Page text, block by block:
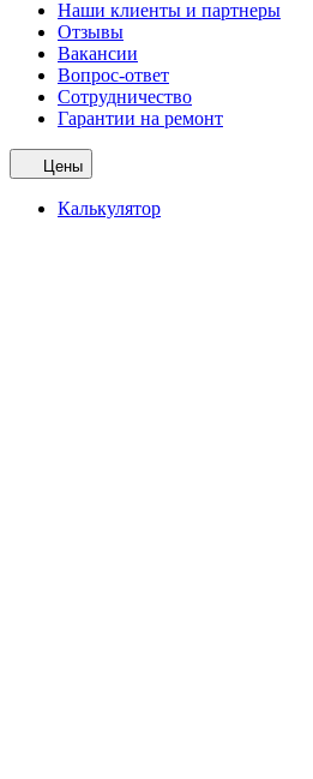
Наши клиенты и партнеры
Отзывы
Вакансии
Вопрос-ответ
Сотрудничество
Гарантии на ремонт
Цены
Калькулятор